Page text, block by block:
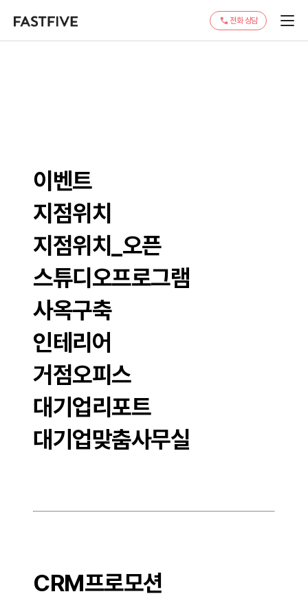
전화 상담
이벤트
지점위치
지점위치_오픈
스튜디오프로그램
사옥구축
인테리어
거점오피스
대기업리포트
대기업맞춤사무실
CRM프로모션